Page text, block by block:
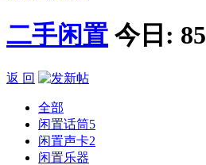
二手闲置 今日: 85
返 回
全部
闲置话筒5
闲置声卡2
闲置乐器